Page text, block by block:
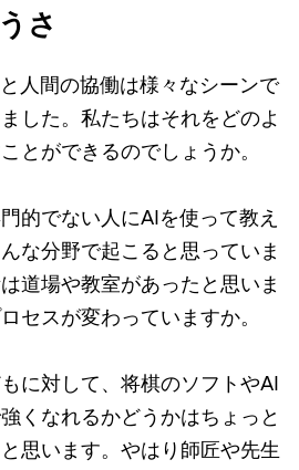
さ
人間の協働は様々なシーンで
した。私たちはそれをどのよ
とができるのでしょうか。
的でない人にAIを使って教え
な分野で起こると思っていま
道場や教室があったと思いま
セスが変わっていますか。
に対して、将棋のソフトやAI
くなれるかどうかはちょっと
思います。やはり師匠や先生